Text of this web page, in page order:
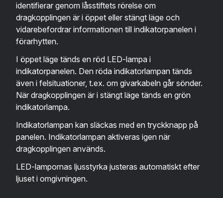
identifierar genom låsstiftets rörelse om
dragkopplingen är i öppet eller stängt läge och
vidarebefordrar informationen till indikatorpanelen i
förarhytten.
I öppet läge tänds en röd LED-lampa i
indikatorpanelen. Den röda indikatorlampan tänds
även i felsituationer, t.ex. om givarkabeln går sönder.
När dragkopplingen är i stängt läge tänds en grön
indikatorlampa.
Indikatorlampan kan släckas med en tryckknapp på
panelen. Indikatorlampan aktiveras igen när
dragkopplingen används.
LED-lampornas ljusstyrka justeras automatiskt efter
ljuset i omgivningen.